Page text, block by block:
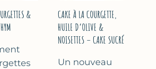
&
CAKE À LA COURGETTE,
HUILE D’OLIVE &
NOISETTES – CAKE SUCRÉ
Un nouveau